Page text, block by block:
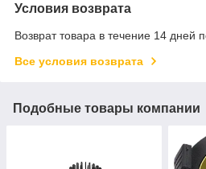
Условия возврата
Возврат товара в течение 14 дней
Все условия возврата
Подобные товары компании